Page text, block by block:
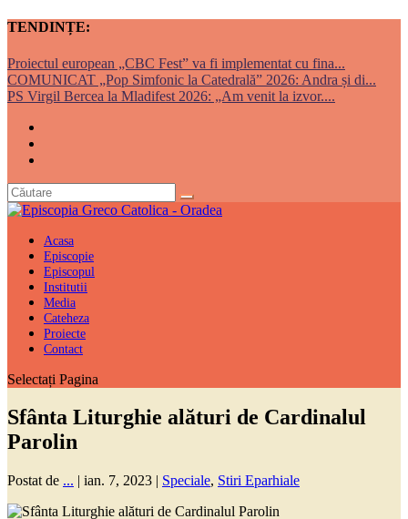
TENDINȚE:
Proiectul european „CBC Fest” va fi implementat cu fina...
COMUNICAT „Pop Simfonic la Catedrală” 2026: Andra și di...
PS Virgil Bercea la Mladifest 2026: „Am venit la izvor....
Acasa
Episcopie
Episcopul
Institutii
Media
Cateheza
Proiecte
Contact
Selectați Pagina
Sfânta Liturghie alături de Cardinalul
Parolin
Postat de ... | ian. 7, 2023 | Speciale, Stiri Eparhiale